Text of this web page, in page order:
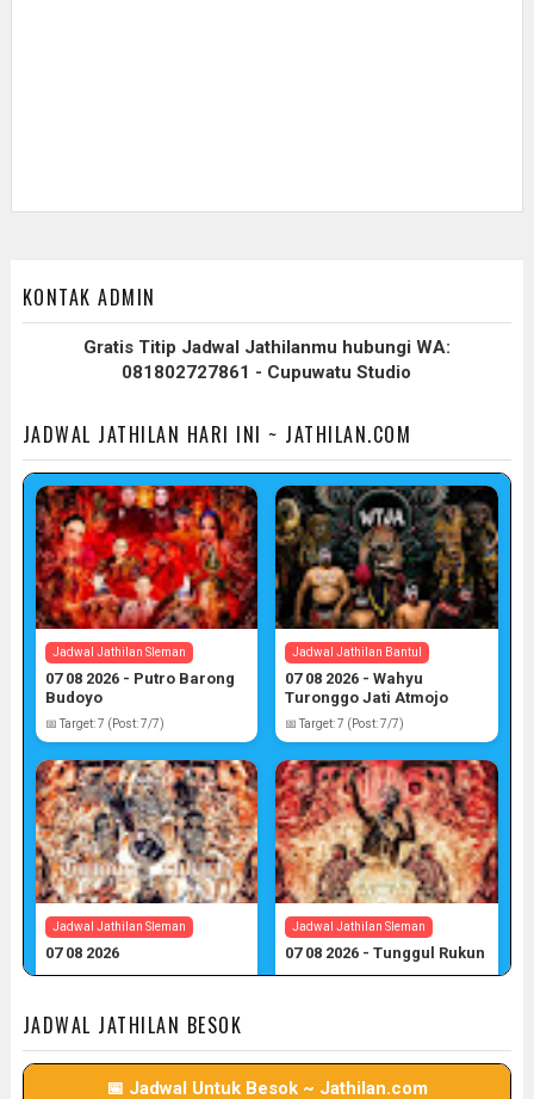
KONTAK ADMIN
Gratis Titip Jadwal Jathilanmu hubungi WA:
081802727861 - Cupuwatu Studio
JADWAL JATHILAN HARI INI ~ JATHILAN.COM
Jadwal Jathilan Sleman
07 08 2026 - Putro Barong
Budoyo
📅 Target: 7 (Post: 7/7)
Jadwal Jathilan Bantul
07 08 2026 - Wahyu
Turonggo Jati Atmojo
📅 Target: 7 (Post: 7/7)
Jadwal Jathilan Sleman
07 08 2026
Jadwal Jathilan Sleman
07 08 2026 - Tunggul Rukun
JADWAL JATHILAN BESOK
📅 Jadwal Untuk Besok ~ Jathilan.com